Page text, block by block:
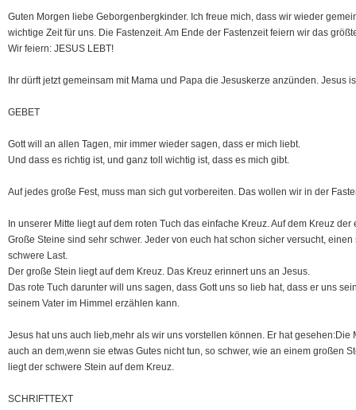
Guten Morgen liebe Geborgenbergkinder. Ich freue mich, dass wir wieder
wichtige Zeit für uns. Die Fastenzeit. Am Ende der Fastenzeit feiern wir das
Wir feiern: JESUS LEBT!
Ihr dürft jetzt gemeinsam mit Mama und Papa die Jesuskerze anzünden. Jesus
GEBET
Gott will an allen Tagen, mir immer wieder sagen, dass er mich liebt.
Und dass es richtig ist, und ganz toll wichtig ist, dass es mich gibt.
Auf jedes große Fest, muss man sich gut vorbereiten. Das wollen wir in der
In unserer Mitte liegt auf dem roten Tuch das einfache Kreuz. Auf dem Kreuz
Große Steine sind sehr schwer. Jeder von euch hat schon sicher versucht,
schwere Last.
Der große Stein liegt auf dem Kreuz. Das Kreuz erinnert uns an Jesus.
Das rote Tuch darunter will uns sagen, dass Gott uns so lieb hat, dass er uns
seinem Vater im Himmel erzählen kann.
Jesus hat uns auch lieb,mehr als wir uns vorstellen können. Er hat
auch an dem,wenn sie etwas Gutes nicht tun, so schwer, wie an einem großen
liegt der schwere Stein auf dem Kreuz.
SCHRIFTTEXT